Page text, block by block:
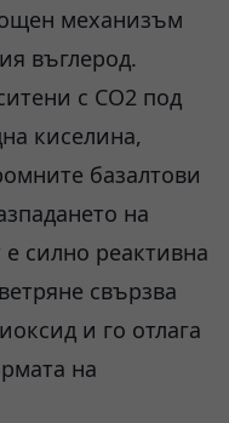
механизъм
въглерод.
с CO2 под
киселина,
базалтови
на
силно реактивна
свързва
и го отлага
на